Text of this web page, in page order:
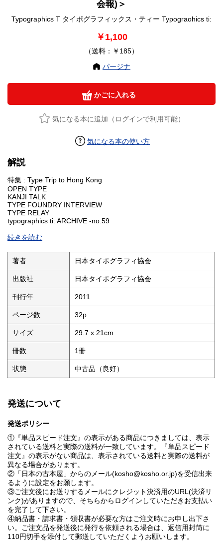
会報)＞
Typographics T タイポグラフィックス・ティー Typograohics ti:
￥1,100
（送料：￥185）
パージナ
かごに入れる
気になる本に追加（ログインで利用可能）
気になる本の使い方
解説
特集 : Type Trip to Hong Kong
OPEN TYPE
KANJI TALK
TYPE FOUNDRY INTERVIEW
TYPE RELAY
typographics ti: ARCHIVE -no.59
続きを読む
著者 日本タイポグラフィ協会
出版社 日本タイポグラフィ協会
刊行年 2011
ページ数 32p
サイズ 29.7 x 21cm
冊数 1冊
状態 中古品（良好）
発送について
発送ポリシー
①『単品スピード注文』の表示がある商品につきましては、表示
されている送料と実際の送料が一致しています。『単品スピード
注文』の表示がない商品は、表示されている送料と実際の送料が
異なる場合があります。
②「日本の古本屋」からのメール(kosho@kosho.or.jp)を受信出来
るように設定をお願します。
③ご注文後にお送りするメールにクレジット決済用のURL(決済リ
ンク)がありますので、そちらからログインしていただきお支払い
を完了して下さい。
④納品書・請求書・領収書が必要な方はご注文時にお申し出下さ
い。ご注文品を発送後に発行を依頼される場合は、返信用封筒に
110円切手を添付して郵送していただくようお願いします。